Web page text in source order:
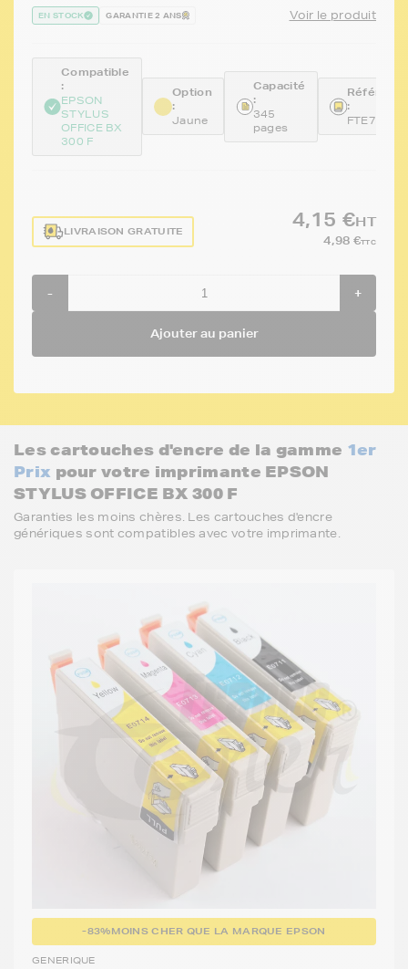
EN STOCK GARANTIE 2 ANS Voir le produit
Compatible
:
EPSON
STYLUS
OFFICE BX
300 F
Option
:
Jaune
Capacité
:
345
pages
:
FTE714
LIVRAISON GRATUITE
4,15 €HT
4,98 €TTC
- +
Ajouter au panier
Les cartouches d'encre de la gamme 1er
Prix pour votre imprimante EPSON
STYLUS OFFICE BX 300 F
Garanties les moins chères. Les cartouches d'encre
génériques sont compatibles avec votre imprimante.
-83%MOINS CHER QUE LA MARQUE EPSON
GENERIQUE